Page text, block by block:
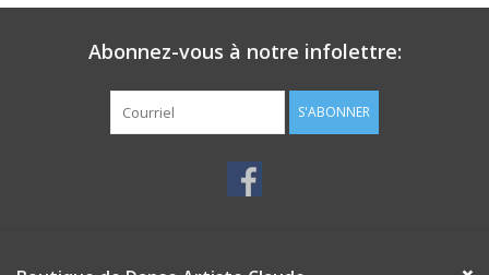
Abonnez-vous à notre infolettre:
S'ABONNER